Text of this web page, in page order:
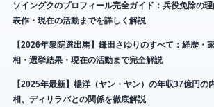
ソイングクのプロフィール完全ガイド：兵役免除の
表作・現在の活動までを詳しく解説
【2026年衆院選出馬】鎌田さゆりのすべて：経歴・
相・選挙結果・現在の活動まで完全解説
【2025年最新】楊洋（ヤン・ヤン）の年収37億円の
相、ディリラバとの関係を徹底解説